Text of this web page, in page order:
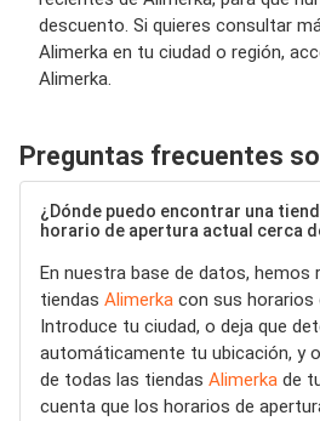
descuento. Si quieres consultar
Alimerka en tu ciudad o región,
Alimerka.
Preguntas frecuentes
¿Dónde puedo encontrar una
horario de apertura actual cerca
En nuestra base de datos, hemos
tiendas Alimerka con sus horarios
Introduce tu ciudad, o deja que
automáticamente tu ubicación, y
de todas las tiendas Alimerka de
cuenta que los horarios de